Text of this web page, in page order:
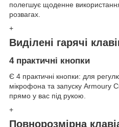
полегшує щоденне
розвагах.
+
Виділені гарячі
4 практичні кнопки
Є 4 практичні кнопки: для
мікрофона та запуску Armoury
прямо у вас під рукою.
+
Повнорозмірна